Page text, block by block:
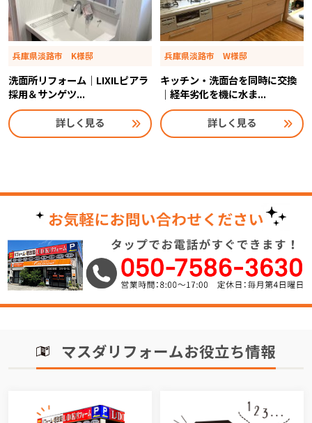
兵庫県淡路市 K様邸
洗面所リフォーム｜LIXILピアラ
採用＆サンゲツ...
詳しく見る
兵庫県淡路市 W様邸
キッチン・洗面台を同時に交換
｜経年劣化を機に水ま...
詳しく見る
マスダリフォームお役立ち情報